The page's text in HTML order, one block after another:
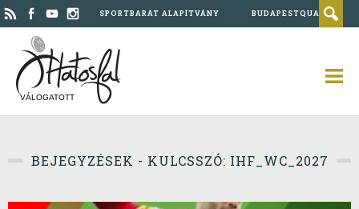
SPORTBARÁT ALAPÍTVÁNY BUDAPESTQUAD
VÁLOGATOTT
BEJEGYZÉSEK - KULCSSZÓ: IHF_WC_2027